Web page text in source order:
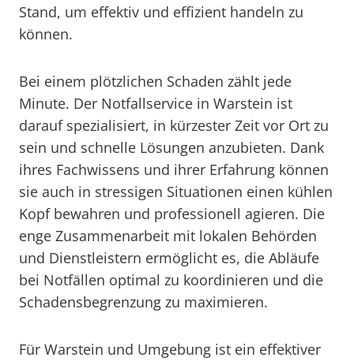
Stand, um effektiv und effizient handeln zu
können.
Bei einem plötzlichen Schaden zählt jede
Minute. Der Notfallservice in Warstein ist
darauf spezialisiert, in kürzester Zeit vor Ort zu
sein und schnelle Lösungen anzubieten. Dank
ihres Fachwissens und ihrer Erfahrung können
sie auch in stressigen Situationen einen kühlen
Kopf bewahren und professionell agieren. Die
enge Zusammenarbeit mit lokalen Behörden
und Dienstleistern ermöglicht es, die Abläufe
bei Notfällen optimal zu koordinieren und die
Schadensbegrenzung zu maximieren.
Für Warstein und Umgebung ist ein effektiver